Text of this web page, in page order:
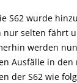
S62 wurde
nur selten fährt
werden
Ausfälle in den
der S62 wie